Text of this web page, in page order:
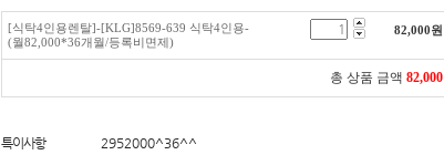
[식탁4인용렌탈]-[KLG]8569-639 식탁4인용-
(월82,000*36개월/등록비면제)
82,000원
총 상품 금액 82,000
특이사항 2952000^36^^